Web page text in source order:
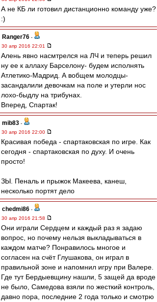
А не КБ ли готовил дистанционно команду уже?
:)
Ranger76 -
30 апр 2016 22:01
Алень явно насмтрелся на ЛЧ и теперь решил
ну ее к аллаху Барселону- будем исполнять
Атлетико-Мадрид. А вобщем молодцы-
засандалили девочкам на поле и утерли нос
лохо-быдлу на трибунах.
Вперед, Спартак!
mib83 -
30 апр 2016 22:00
Красивая победа - спартаковская по игре. Как
сегодня - спартаковская по духу. И очень
просто!
ЗЫ. Пеналь и прыжок Макеева, канеш,
несколько портят дело
chedmi86 -
30 апр 2016 21:58
Они играли Сердцем и каждый раз я задаю
вопрос, но почему нельзя выкладываться в
каждом матче? Понравилось многое и
согласен на счёт Глушакова, он играл в
правильной зоне и напомнил игру при Валере.
Где тут Бердыевщину нашли, 5 защей да вроде
не было, Самедова взяли по жесткий контроль,
давно пора, последние 2 года только и смотрю